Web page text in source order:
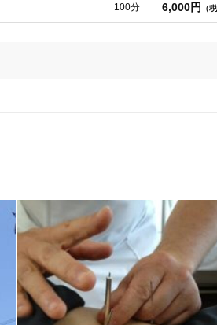
スポーツ鍼灸 レディー
100分 6,000円 （
見た」